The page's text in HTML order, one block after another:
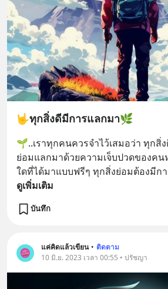
🤟ทุกสิ่งดีมีการแลกมา🌿
🌱..เราทุกคนควรจำไว้เสมอว่า ทุกสิ่
ย่อมแลกมาด้วยความเจ็บปวดของคน
ใดที่ได้มาแบบฟรีๆ ทุกสิ่งย่อมต้องมีก
ดูเพิ่มเติม
บันทึก
แค่คิดแล้วเขียน • ติดตาม
10 มิ.ย. 2023 เวลา 00:55 • ปรัชญา